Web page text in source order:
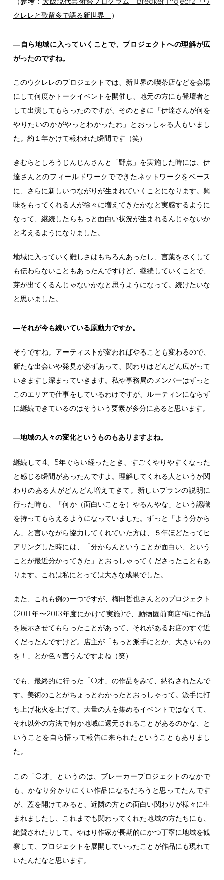
クレレと歌留多で語る新世界」 ）
―自ら地域に入っていくことで、プロジェクトへの理解が広
がったのですね。
このウクレレのプロジェクトでは、新世界の喫茶店などを会場
にして何度かトークイベントを開催し、地元の方にも登壇者と
して出演してもらったのですが、そのときに「伊達さんが何を
やりたいのかがやっとわかったわ」とおっしゃる人もいまし
た。約１年かけて報われた瞬間です（笑）
きむらとしろうじんじんさんと「野点」を実施した時には、伊
達さんとのフィールドワークでできたネットワークをベース
に、さらに新しいつながりが生まれていくことになります。興
味をもってくれる人が徐々に増えてきたかなと実感するように
なって、継続したらもっと面白い状況が生まれるんじゃないか
と考えるようになりました。
地域に入っていく難しさはもちろんあったし、言葉を尽くして
も伝わらないこともあったんですけど、継続していくことで、
芽が出てくるんじゃないかなと思うようになって。続けたいな
と思いました。
―それが今も続いている原動力ですか。
そうですね。アーティストが変わればやることも変わるので、
新たな出会いや発見が必ずあって、関わりはどんどん広がって
いきますし深まっていきます。私や事務局のメンバーはずっと
このエリアで仕事をしているわけですが、ルーティンにならず
に継続できているのはそういう要素が多分にあると思います。
―地域の人々の変化というものもありますよね。
継続して4、 5年ぐらい経ったとき、すごくやりやすくなった
と感じる瞬間があったんですよ。理解してくれる人というか関
わりのある人がどんどん増えてきて。新しいプランの説明に
行った時も、「何か（面白いことを）やるんやな」という認識
を持ってもらえるようになっていました。ずっと「よう分から
ん」と言いながら協力してくれていた方は、５年ほどたってヒ
アリングした時には、「分からんということが面白い、という
ことが最近分かってきた」とおっしゃってくださったこともあ
ります。これは私にとっては大きな成果でした。
また、これも例の一つですが、梅田哲也さんとのプロジェクト
(2011年〜2013年度にかけて実施)で、動物園前商店街に作品
を展示させてもらったことがあって、それがあるお店のすぐ近
くだったんですけど。店主が「もっと派手にとか、大きいもの
を！」とか色々言うんですよね（笑）
でも、最終的に行った「O才」の作品をみて、納得されたんで
す。美術のことがちょっとわかったとおっしゃって。派手に打
ち上げ花火を上げて、大量の人を集めるイベントではなくて、
それ以外の方法で何か地域に還元されることがあるのかな、と
いうことを自ら悟って報告に来られたということもありまし
た。
この「 O才」というのは、ブレーカープロジェクトのなかで
も、かなり分かりにくい作品になるだろうと思ってたんです
が、蓋を開けてみると、近隣の方との面白い関わりが様々に生
まれましたし、これまでも関わってくれた地域の方たちにも、
絶賛されたりして。やはり作家が長期的にかつ丁寧に地域を観
察して、プロジェクトを展開していったことが作品にも現れて
いたんだなと思います。